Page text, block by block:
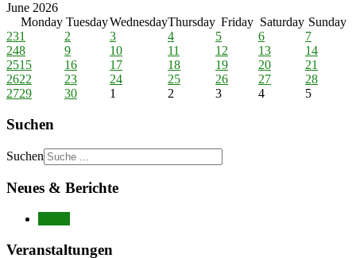
June 2026
Monday TuesdayWednesdayThursday Friday Saturday Sunday
231 2 3 4 5 6
7
248 9 10 11 12 13
14
2515 16 17 18 19 20
21
2622 23 24 25 26 27
28
2729 30 1 2 3 4 5
Suchen
Suchen
Neues & Berichte
Veranstaltungen